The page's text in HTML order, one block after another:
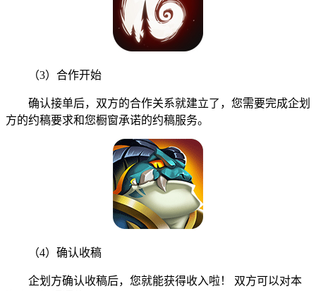
（3）合作开始
确认接单后，双方的合作关系就建立了，您需要完成企划
方的约稿要求和您橱窗承诺的约稿服务。
（4）确认收稿
企划方确认收稿后，您就能获得收入啦！ 双方可以对本